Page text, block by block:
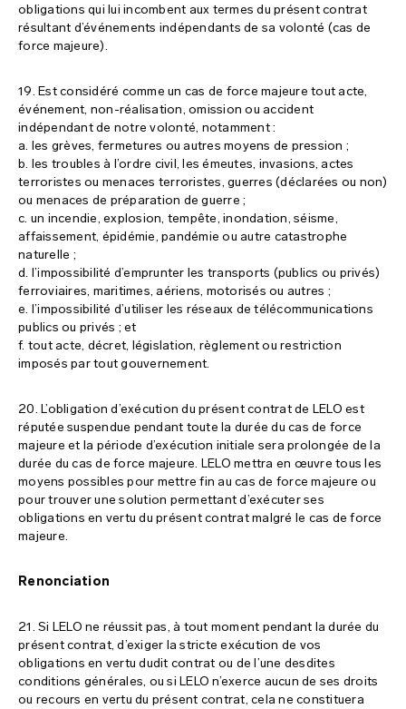
obligations qui lui incombent aux termes du présent contrat
résultant d’événements indépendants de sa volonté (cas de
force majeure).
19. Est considéré comme un cas de force majeure tout acte,
événement, non-réalisation, omission ou accident
indépendant de notre volonté, notamment :
a. les grèves, fermetures ou autres moyens de pression ;
b. les troubles à l’ordre civil, les émeutes, invasions, actes
terroristes ou menaces terroristes, guerres (déclarées ou non)
ou menaces de préparation de guerre ;
c. un incendie, explosion, tempête, inondation, séisme,
affaissement, épidémie, pandémie ou autre catastrophe
naturelle ;
d. l’impossibilité d’emprunter les transports (publics ou privés)
ferroviaires, maritimes, aériens, motorisés ou autres ;
e. l’impossibilité d’utiliser les réseaux de télécommunications
publics ou privés ; et
f. tout acte, décret, législation, règlement ou restriction
imposés par tout gouvernement.
20. L’obligation d’exécution du présent contrat de LELO est
réputée suspendue pendant toute la durée du cas de force
majeure et la période d’exécution initiale sera prolongée de la
durée du cas de force majeure. LELO mettra en œuvre tous les
moyens possibles pour mettre fin au cas de force majeure ou
pour trouver une solution permettant d’exécuter ses
obligations en vertu du présent contrat malgré le cas de force
majeure.
Renonciation
21. Si LELO ne réussit pas, à tout moment pendant la durée du
présent contrat, d’exiger la stricte exécution de vos
obligations en vertu dudit contrat ou de l’une desdites
conditions générales, ou si LELO n’exerce aucun de ses droits
ou recours en vertu du présent contrat, cela ne constituera